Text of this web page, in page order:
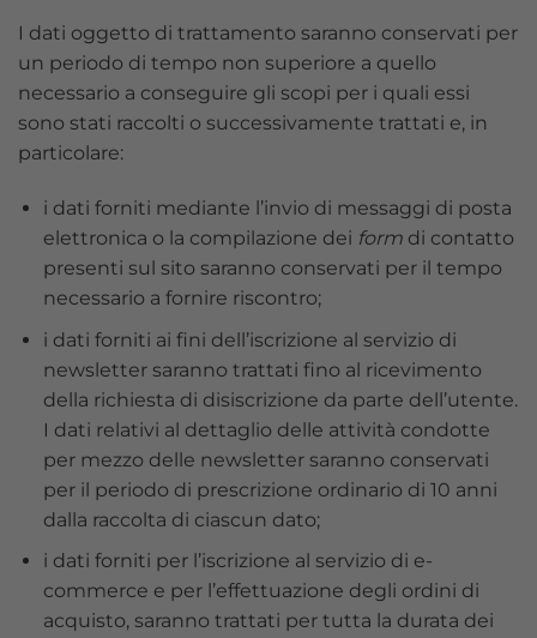
I dati oggetto di trattamento saranno conservati per
un periodo di tempo non superiore a quello
necessario a conseguire gli scopi per i quali essi
sono stati raccolti o successivamente trattati e, in
particolare:
i dati forniti mediante l’invio di messaggi di posta
elettronica o la compilazione dei formdi contatto
presenti sul sito saranno conservati per il tempo
necessario a fornire riscontro;
i dati forniti ai fini dell’iscrizione al servizio di
newsletter saranno trattati fino al ricevimento
della richiesta di disiscrizione da parte dell’utente.
I dati relativi al dettaglio delle attività condotte
per mezzo delle newsletter saranno conservati
per il periodo di prescrizione ordinario di 10 anni
dalla raccolta di ciascun dato;
i dati forniti per l’iscrizione al servizio di e-
commerce e per l’effettuazione degli ordini di
acquisto, saranno trattati per tutta la durata dei